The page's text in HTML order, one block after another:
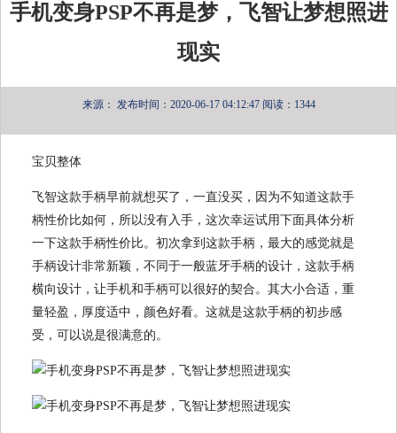
手机变身PSP不再是梦，飞智让梦想照进
现实
来源： 发布时间：2020-06-17 04:12:47 阅读：1344
宝贝整体
飞智这款手柄早前就想买了，一直没买，因为不知道这款手
柄性价比如何，所以没有入手，这次幸运试用下面具体分析
一下这款手柄性价比。初次拿到这款手柄，最大的感觉就是
手柄设计非常新颖，不同于一般蓝牙手柄的设计，这款手柄
横向设计，让手机和手柄可以很好的契合。其大小合适，重
量轻盈，厚度适中，颜色好看。这就是这款手柄的初步感
受，可以说是很满意的。